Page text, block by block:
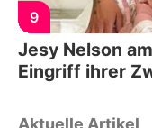
9
Jesy Nelson
Eingriff ihrer